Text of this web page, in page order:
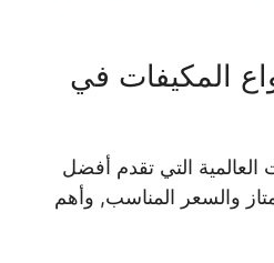
المكيفات في
العالمية التي تقدم أفضل
والسعر المناسب, وأهم